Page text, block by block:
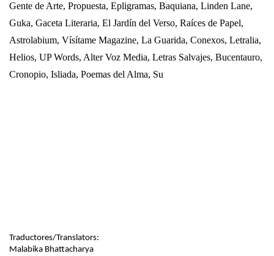
Gente de Arte, Propuesta, Epligramas, Baquiana, Linden Lane,
Guka, Gaceta Literaria, El Jardín del Verso, Raíces de Papel,
Astrolabium, Vísítame Magazine, La Guarida, Conexos, Letralia,
Helios, UP Words, Alter Voz Media, Letras Salvajes, Bucentauro,
Cronopio, Isliada, Poemas del Alma, Su
Traductores/Translators:
Malabika Bhattacharya